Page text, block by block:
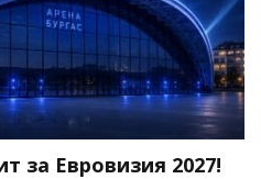
за Евровизия 2027!